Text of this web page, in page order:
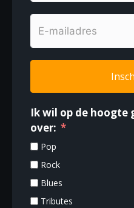
Ik wil op de hoogte
over:
Pop
Rock
Blues
Tributes